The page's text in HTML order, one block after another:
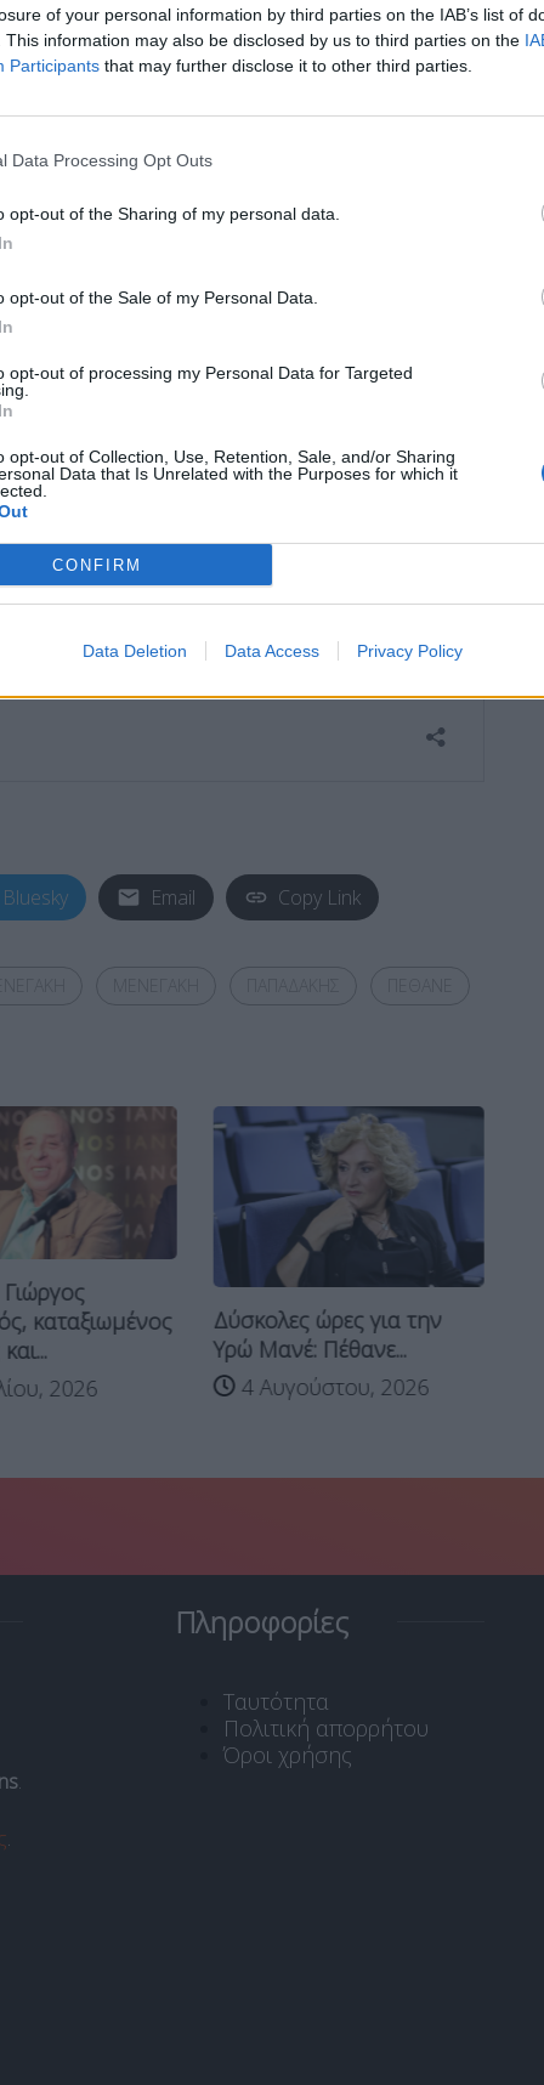
of your personal information by third parties on the IAB’s list of
This information may also be disclosed by us to third parties on the
Participants that may further disclose it to other third parties.
Data Processing Opt Outs
opt-out of the Sharing of my personal data.
opt-out of the Sale of my Personal Data.
opt-out of processing my Personal Data for Targeted
opt-out of Collection, Use, Retention, Sale, and/or Sharing
Data that Is Unrelated with the Purposes for which it
CONFIRM
Data Deletion Data Access Privacy Policy
του ΑΝΤ1 το βράδυ της Δευτέρας, 5/1, η Ελένη
καρδιές όλων.
στην καρδιά μας, μέσα στο μυαλό μας, και
θα τον σκέφτομαι πάντα με αγάπη. Να έχει
Μενεγάκη
Bluesky Email Copy Link
καταξιωμένος
2026
Δύσκολες ώρες για την
Υρώ Μανέ: Πέθανε...
4 Αυγούστου, 2026
.
.
Πληροφορίες
Ταυτότητα
Πολιτική απορρήτου
Όροι χρήσης